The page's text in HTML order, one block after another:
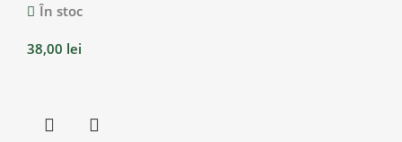
În stoc
38,00 lei